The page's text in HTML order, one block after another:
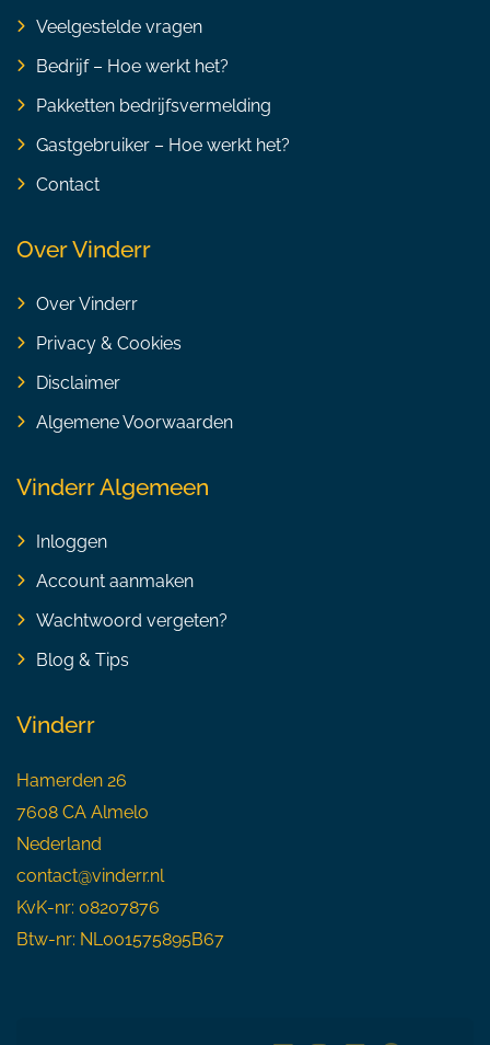
Veelgestelde vragen
Bedrijf – Hoe werkt het?
Pakketten bedrijfsvermelding
Gastgebruiker – Hoe werkt het?
Contact
Over Vinderr
Over Vinderr
Privacy & Cookies
Disclaimer
Algemene Voorwaarden
Vinderr Algemeen
Inloggen
Account aanmaken
Wachtwoord vergeten?
Blog & Tips
Vinderr
Hamerden 26
7608 CA Almelo
Nederland
contact@vinderr.nl
KvK-nr: 08207876
Btw-nr: NL001575895B67